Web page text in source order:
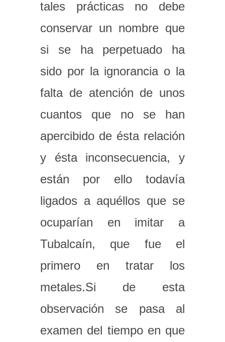
tales prácticas no debe
conservar un nombre que
si se ha perpetuado ha
sido por la ignorancia o la
falta de atención de unos
cuantos que no se han
apercibido de ésta relación
y ésta inconsecuencia, y
están por ello todavía
ligados a aquéllos que se
ocuparían en imitar a
Tubalcaín, que fue el
primero en tratar los
metales.Si de esta
observación se pasa al
examen del tiempo en que